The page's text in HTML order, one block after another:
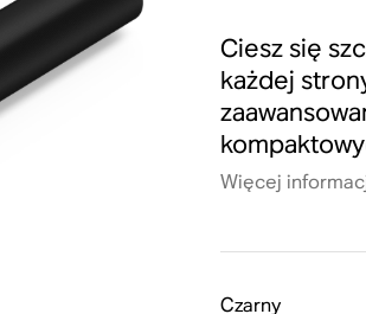
Ciesz się
każdej
Więcej
Czarny